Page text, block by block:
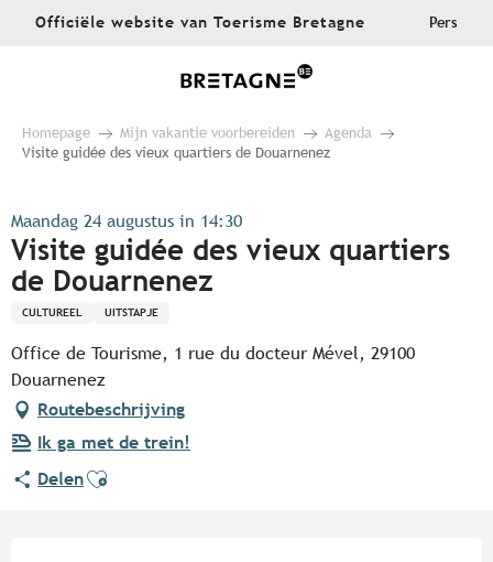
AllerOfficiële website van Toerisme Bretagne Pers
Homepage Mijn vakantie voorbereiden
Agenda
Visite guidée des vieux quartiers de Douarnenez
Maandag 24 augustus in 14:30
Visite guidée des vieux quartiers
de Douarnenez
CULTUREEL UITSTAPJE
Office de Tourisme, 1 rue du docteur Mével, 29100
Douarnenez
Routebeschrijving
Ik ga met de trein!
DelenAjouter aux favoris